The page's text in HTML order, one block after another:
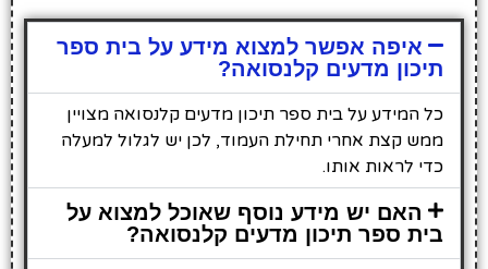
איפה אפשר למצוא מידע על בית ספר
תיכון מדעים קלנסואה?
כל המידע על בית ספר תיכון מדעים קלנסואה מצויין
ממש קצת אחרי תחילת העמוד, לכן יש לגלול למעלה
כדי לראות אותו.
האם יש מידע נוסף שאוכל למצוא על
בית ספר תיכון מדעים קלנסואה?